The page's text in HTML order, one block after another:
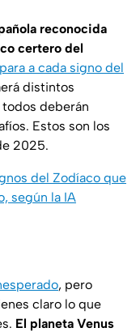
reconocida
certero del
a cada signo del
distintos
deberán
Estos son los
2025.
del Zodíaco que
según la IA
, pero
claro lo que
El planeta Venus